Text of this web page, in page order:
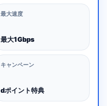
最大速度
最大1Gbps
キャンペーン
dポイント特典